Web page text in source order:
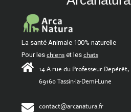
La santé Animale 100% naturelle
Pour les chiens et les chats
14 A rue du Professeur Depérêt,
69160 Tassin-la-Demi-Lune
contact@arcanatura.fr